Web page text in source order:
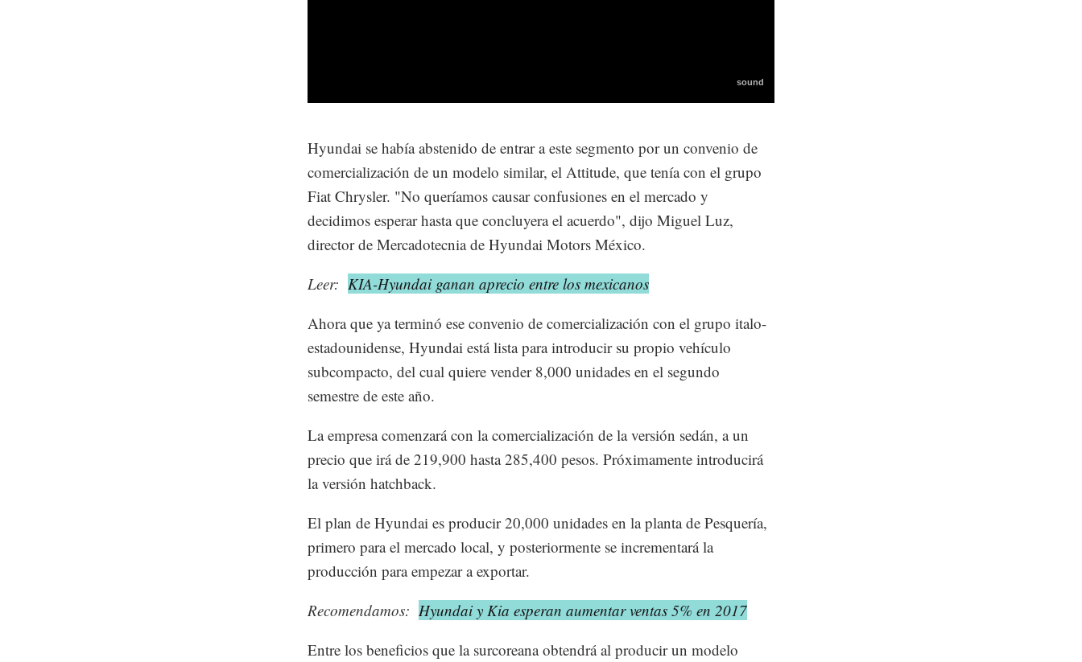
Hyundai se había abstenido de entrar a este segmento por un convenio de
comercialización de un modelo similar, el Attitude, que tenía con el grupo
Fiat Chrysler. "No queríamos causar confusiones en el mercado y
decidimos esperar hasta que concluyera el acuerdo", dijo Miguel Luz,
director de Mercadotecnia de Hyundai Motors México.
Leer: KIA-Hyundai ganan aprecio entre los mexicanos
Ahora que ya terminó ese convenio de comercialización con el grupo italo-
estadounidense, Hyundai está lista para introducir su propio vehículo
subcompacto, del cual quiere vender 8,000 unidades en el segundo
semestre de este año.
La empresa comenzará con la comercialización de la versión sedán, a un
precio que irá de 219,900 hasta 285,400 pesos. Próximamente introducirá
la versión hatchback.
El plan de Hyundai es producir 20,000 unidades en la planta de Pesquería,
primero para el mercado local, y posteriormente se incrementará la
producción para empezar a exportar.
Recomendamos: Hyundai y Kia esperan aumentar ventas 5% en 2017
Entre los beneficios que la surcoreana obtendrá al producir un modelo